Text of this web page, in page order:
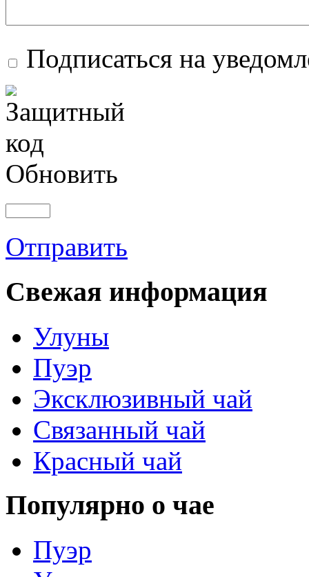
Подписаться на
Обновить
Отправить
Свежая информация
Улуны
Пуэр
Эксклюзивный чай
Связанный чай
Красный чай
Популярно о чае
Пуэр